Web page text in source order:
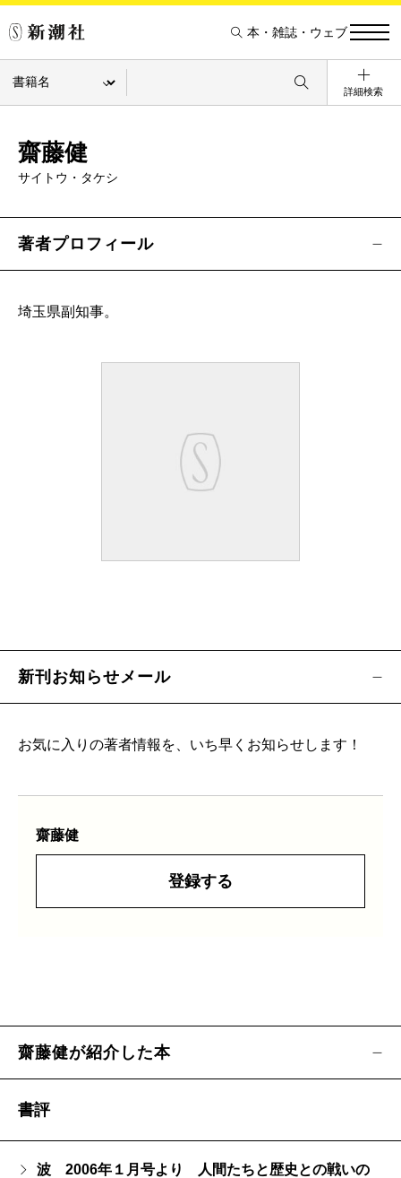
本・雑誌・ウェブ
詳細検索
齋藤健
サイトウ・タケシ
著者プロフィール
埼玉県副知事。
新刊お知らせメール
お気に入りの著者情報を、いち早くお知らせします！
齋藤健
登録する
齋藤健が紹介した本
書評
波 2006年１月号より 人間たちと歴史との戦いの